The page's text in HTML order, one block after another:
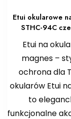
Etui okularowe
STHC-94C
Etui na
magnes –
ochrona dla
okularów Etui
to
funkcjonalne